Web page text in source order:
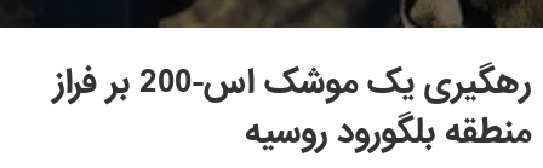
رهگیری یک موشک اس-200 بر فراز
منطقه بلگورود روسیه